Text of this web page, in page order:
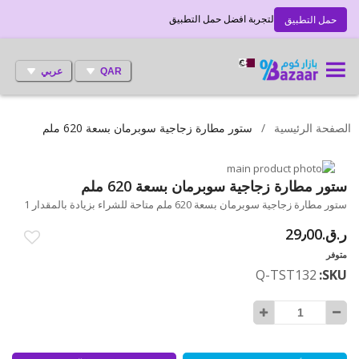
حمل التطبيق لتجربة افضل حمل التطبيق
QAR عربي
الصفحة الرئيسية ستور مطارة زجاجية سوبرمان بسعة 620 ملم
انتقل
إلى
النهاية
معرض
الصور
تخطي
إلى
بداية
معرض
الصور
ستور مطارة زجاجية سوبرمان بسعة 620 ملم
ستور مطارة زجاجية سوبرمان بسعة 620 ملم متاحة للشراء بزيادة بالمقدار 1
ر.ق.‏29٫00
متوفر
SKU
Q-TST132